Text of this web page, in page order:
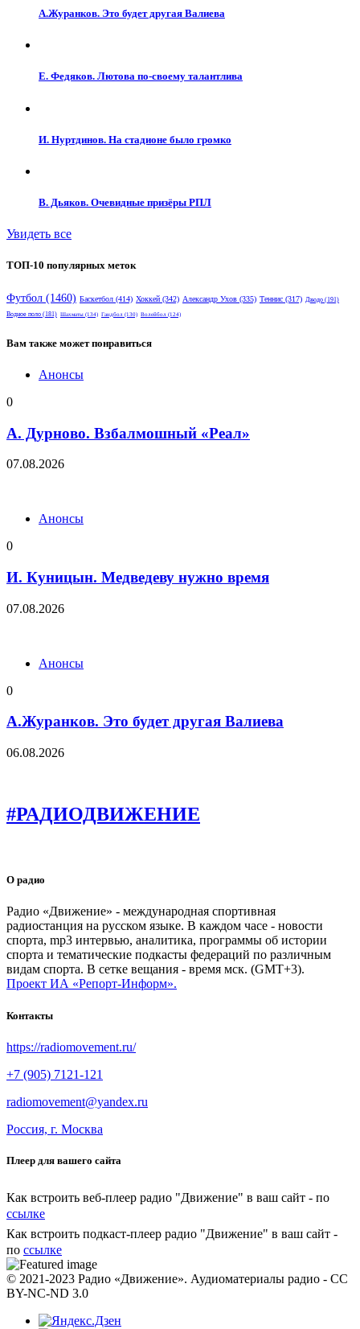
А.Журанков. Это будет другая Валиева
Е. Федяков. Лютова по-своему талантлива
И. Нуртдинов. На стадионе было громко
В. Дьяков. Очевидные призёры РПЛ
Увидеть все
ТОП-10 популярных меток
Футбол (1460) Баскетбол (414) Хоккей (342) Александр Ухов (335) Теннис (317) Дзюдо (191)
Водное поло (181) Шахматы (134) Гандбол (130) Волейбол (124)
Вам также может понравиться
Анонсы
0
А. Дурново. Взбалмошный «Реал»
07.08.2026
Анонсы
0
И. Куницын. Медведеву нужно время
07.08.2026
Анонсы
0
А.Журанков. Это будет другая Валиева
06.08.2026
#РАДИОДВИЖЕНИЕ
О радио
Радио «Движение» - международная спортивная
радиостанция на русском языке. В каждом часе - новости
спорта, mp3 интервью, аналитика, программы об истории
спорта и тематические подкасты федераций по различным
видам спорта. В сетке вещания - время мск. (GMT+3).
Проект ИА «Репорт-Информ».
Контакты
https://radiomovement.ru/
+7 (905) 7121-121
radiomovement@yandex.ru
Россия, г. Москва
Плеер для вашего сайта
Как встроить веб-плеер радио "Движение" в ваш сайт - по
ссылке
Как встроить подкаст-плеер радио "Движение" в ваш сайт -
по ссылке
© 2021-2023 Радио «Движение». Аудиоматериалы радио - CC
BY-NC-ND 3.0